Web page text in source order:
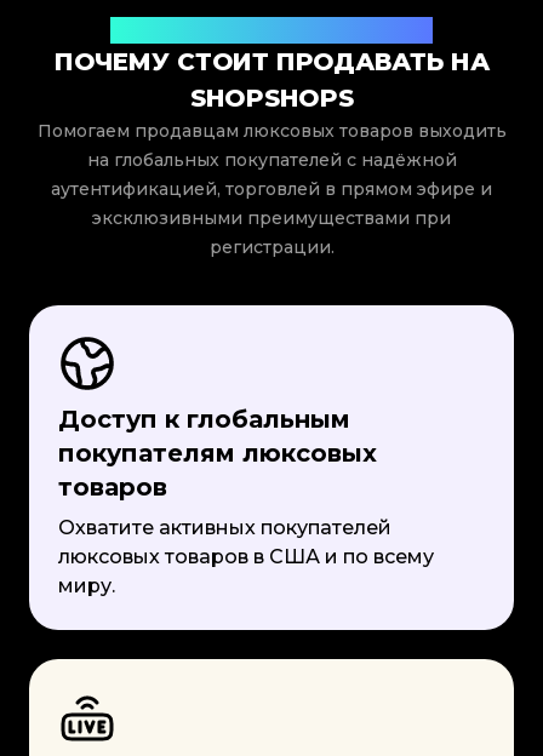
ПОЧЕМУ СТОИТ ПРОДАВАТЬ НА
SHOPSHOPS
Помогаем продавцам люксовых товаров выходить
на глобальных покупателей с надёжной
аутентификацией, торговлей в прямом эфире и
эксклюзивными преимуществами при
регистрации.
Доступ к глобальным
покупателям люксовых
товаров
Охватите активных покупателей
люксовых товаров в США и по всему
миру.